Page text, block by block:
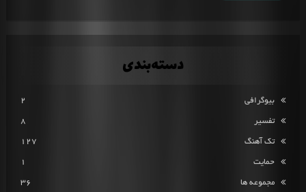
دسته‌بندی
بیوگرافی 2
تفسیر 8
تک آهنگ 127
حمایت 1
مجموعه ها 36